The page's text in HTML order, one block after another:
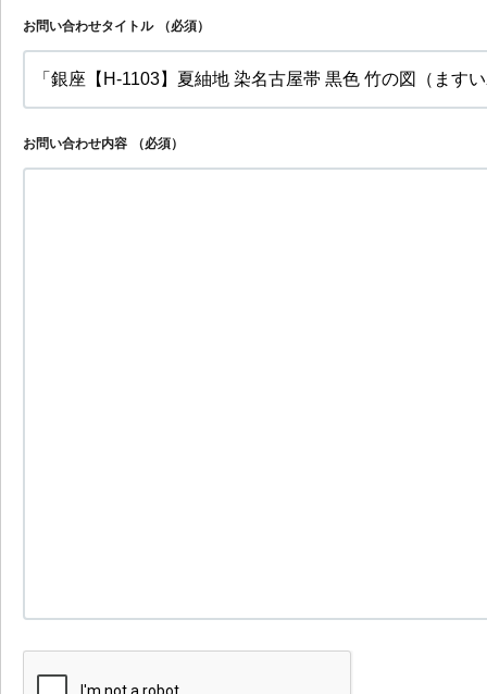
お問い合わせタイトル （必須）
お問い合わせ内容 （必須）